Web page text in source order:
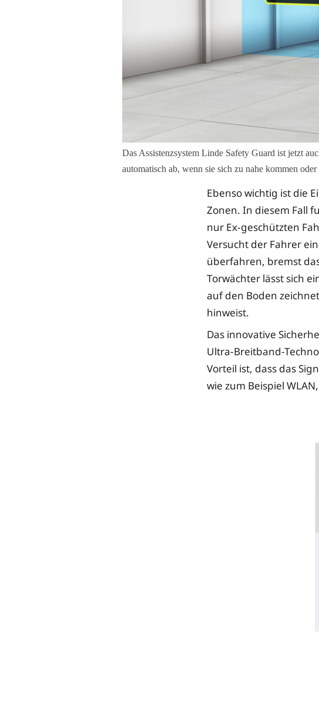
Das Assistenzsystem Linde Safety Guard ist jetzt
automatisch ab, wenn sie sich zu nahe kommen
Ebenso wichtig ist die
Zonen. In diesem Fall
nur Ex-geschützten
Versucht der Fahrer
überfahren, bremst
Torwächter lässt sich
auf den Boden
hinweist.
Das innovative
Ultra-Breitband-
Vorteil ist, dass das
wie zum Beispiel